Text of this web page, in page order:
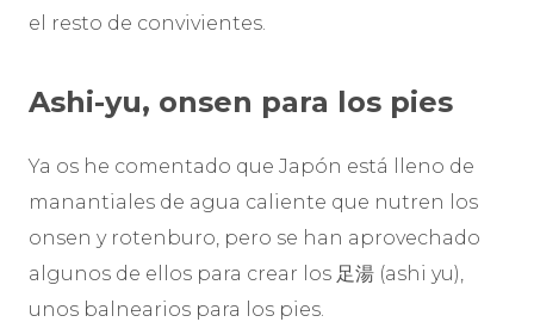
el resto de convivientes.
Ashi-yu, onsen para los pies
Ya os he comentado que Japón está lleno de
manantiales de agua caliente que nutren los
onsen y rotenburo, pero se han aprovechado
algunos de ellos para crear los 足湯 (ashi yu),
unos balnearios para los pies.